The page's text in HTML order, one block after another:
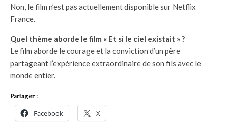
Non, le film n’est pas actuellement disponible sur Netflix
France.
Quel thème aborde le film « Et si le ciel existait » ?
Le film aborde le courage et la conviction d’un père
partageant l’expérience extraordinaire de son fils avec le
monde entier.
Partager :
Facebook X